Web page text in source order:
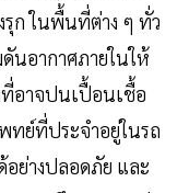
รุก ในพื้นที่ต่าง ๆ ทั่ว
นอากาศภายในให้
อาจปนเปื้อนเชื้อ
ทย์ที่ประจำอยู่ในรถ
อย่างปลอดภัย และ